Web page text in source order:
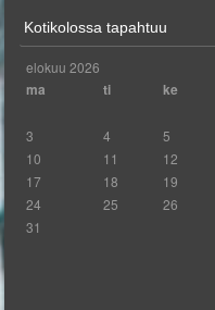
Kotikolossa tapahtuu
elokuu 2026
ma ti ke
3
4 5
10
11 12
17
18 19
24
25 26
31